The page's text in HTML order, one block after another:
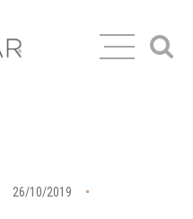
26/10/2019